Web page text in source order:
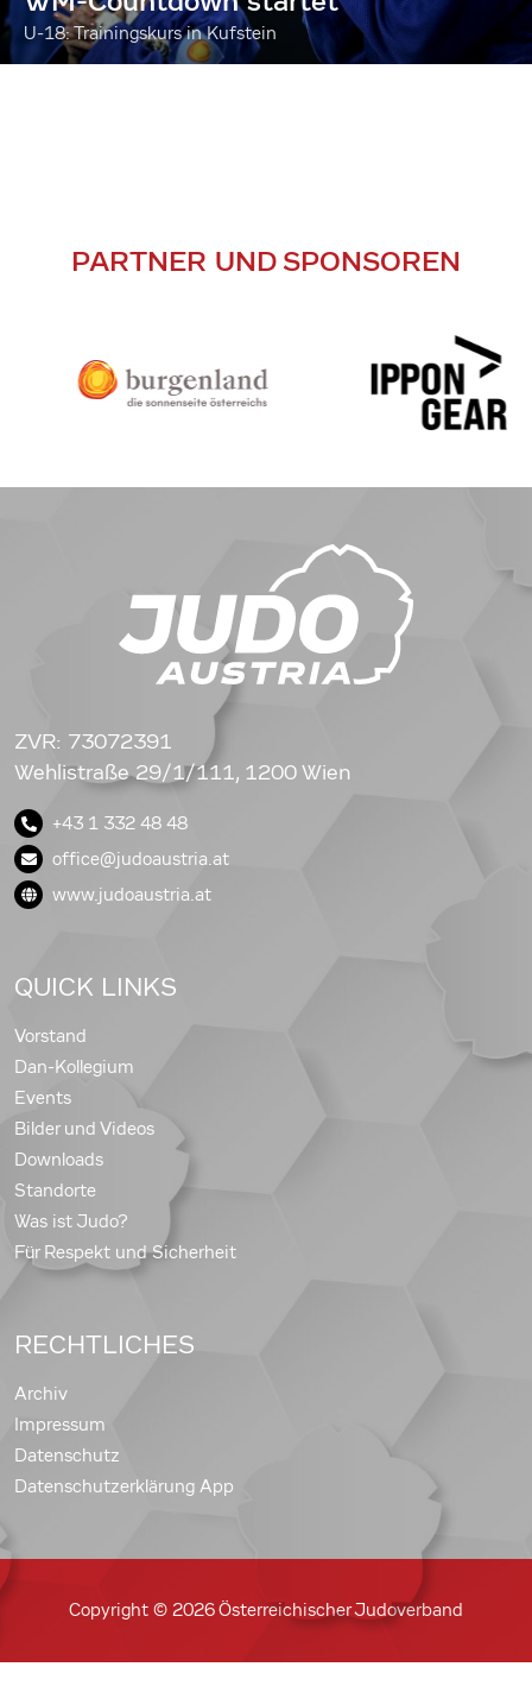
U-18: Trainingskurs in Kufstein
PARTNER UND SPONSOREN
ZVR: 73072391
Wehlistraße 29/1/111, 1200 Wien
+43 1 332 48 48
office@judoaustria.at
www.judoaustria.at
QUICK LINKS
Vorstand
Dan-Kollegium
Events
Bilder und Videos
Downloads
Standorte
Was ist Judo?
Für Respekt und Sicherheit
RECHTLICHES
Archiv
Impressum
Datenschutz
Datenschutzerklärung App
Copyright © 2026 Österreichischer Judoverband